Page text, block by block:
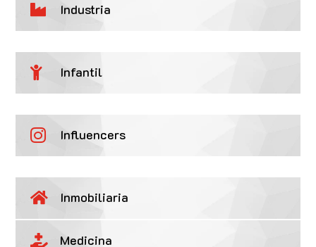
 Industria
 Infantil
 Influencers
 Inmobiliaria
 Medicina